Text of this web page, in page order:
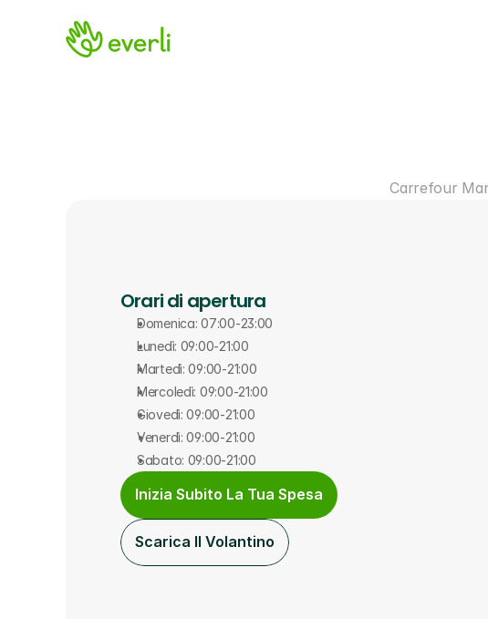
Carrefour
Orari di apertura
Domenica: 07:00-23:00
Lunedì: 09:00-21:00
Martedì: 09:00-21:00
Mercoledì: 09:00-21:00
Giovedì: 09:00-21:00
Venerdì: 09:00-21:00
Sabato: 09:00-21:00
Inizia Subito La Tua Spesa
Scarica Il Volantino